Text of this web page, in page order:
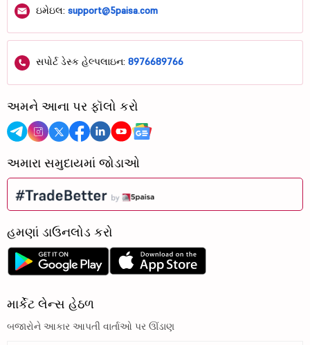
ઇમેઇલ: support@5paisa.com
સપોર્ટ ડેસ્ક હેલ્પલાઇન: 8976689766
અમને આના પર ફૉલો કરો
અમારા સમુદાયમાં જોડાઓ
હમણાં ડાઉનલોડ કરો
માર્કેટ લેન્સ હેઠળ
બજારોને આકાર આપતી વાર્તાઓ પર ઊંડાણ